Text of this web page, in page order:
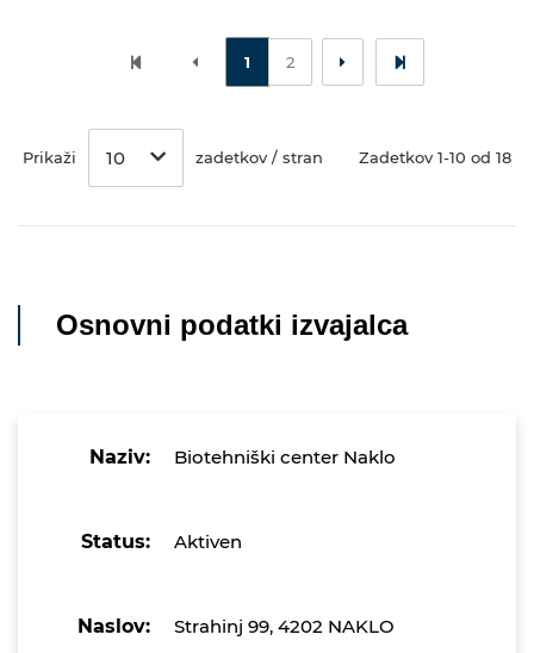
1 2
Prikaži 10 zadetkov / stran Zadetkov 1-10 od 18
Osnovni podatki izvajalca
Naziv: Biotehniški center Naklo
Status: Aktiven
Naslov: Strahinj 99, 4202 NAKLO